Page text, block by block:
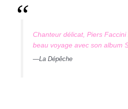
Chanteur délicat, Piers
beau voyage avec son album
—La Dépêche